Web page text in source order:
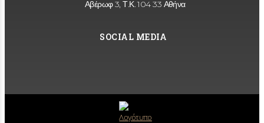
Αβέρωφ 3, Τ.Κ. 104 33 Αθήνα
SOCIAL MEDIA